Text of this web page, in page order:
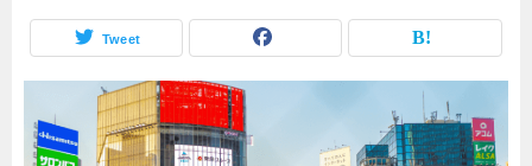
Tweet